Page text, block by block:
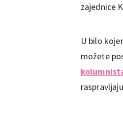
zajednice
U bilo
možete